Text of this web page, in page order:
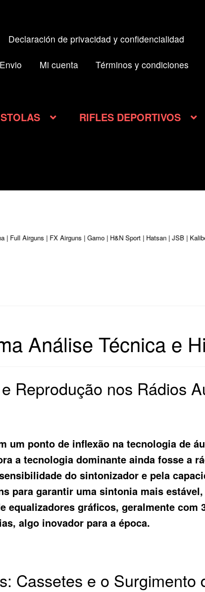
Declaración de privacidad y confidencialidad
Mi cuenta Términos y condiciones
RIFLES DEPORTIVOS
Airguns | FX Airguns | Gamo | H&N Sport | Hatsan | JSB |
Análise Técnica e
Reprodução nos Rádios
um ponto de inflexão na tecnologia de
a tecnologia dominante ainda fosse a
do sintonizador e pela
para garantir uma sintonia mais
equalizadores gráficos, geralmente
algo inovador para a época.
Cassetes e o Surgimento